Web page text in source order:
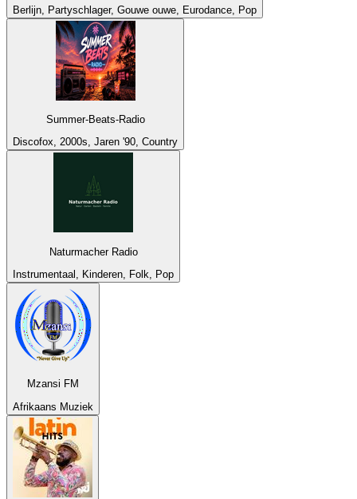
Berlijn, Partyschlager, Gouwe ouwe, Eurodance, Pop
Summer-Beats-Radio
Discofox, 2000s, Jaren '90, Country
Naturmacher Radio
Instrumentaal, Kinderen, Folk, Pop
Mzansi FM
Afrikaans Muziek